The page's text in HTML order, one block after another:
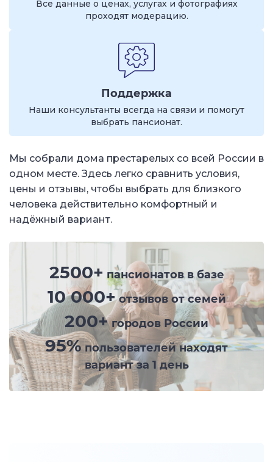
Все данные о ценах, услугах и фотографиях
проходят модерацию.
Поддержка
Наши консультанты всегда на связи и помогут
выбрать пансионат.
Мы собрали дома престарелых со всей России в
одном месте. Здесь легко сравнить условия,
цены и отзывы, чтобы выбрать для близкого
человека действительно комфортный и
надёжный вариант.
2500+ пансионатов в базе
10 000+отзывов от семей
200+городов России
95%пользователей находят
вариант за 1 день